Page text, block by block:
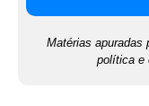
Matérias apuradas
política e